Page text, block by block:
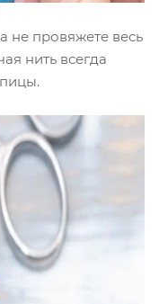
не провяжете весь
нить всегда